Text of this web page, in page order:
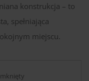
konstrukcja – to
spełniająca
miejscu.